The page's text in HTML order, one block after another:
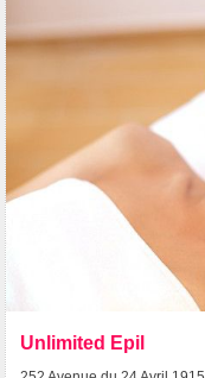
Unlimited Epil